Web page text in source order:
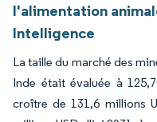
l'alimentation
Intelligence
La taille du marché des
Inde était évaluée à
croître de 131,6 millions